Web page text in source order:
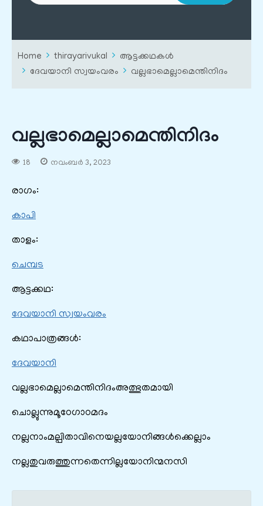
Home thirayarivukal
ആട്ടക്കഥകൾ
ദേവയാനി സ്വയംവരം
വല്ലഭാമെല്ലാമെന്തിനിദം
വല്ലഭാമെല്ലാമെന്തിനിദം
18 നവംബർ 3, 2023
രാഗം:
കാപി
താളം:
ചെമ്പട
ആട്ടക്കഥ:
ദേവയാനി സ്വയംവരം
കഥാപാത്രങ്ങൾ:
ദേവയാനി
വല്ലഭാമെല്ലാമെന്തിനിദംഅത്ഭുതമായി
ചൊല്ലുന്നുമൂഠേഗാഠമദം
നല്ലനാംമല്പിതാവിനെയല്ലയോനിങ്ങള്‍ക്കെല്ലാം
നല്ലതുവരുത്തുന്നതെന്നില്ലയോനിന്മനസി